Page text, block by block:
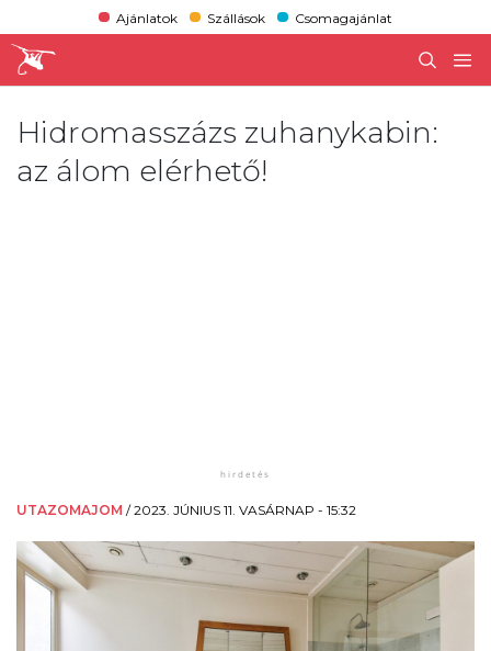
Ajánlatok Szállások Csomagajánlat
Hidromasszázs zuhanykabin:
az álom elérhető!
UTAZOMAJOM /2023. JÚNIUS 11. VASÁRNAP - 15:32